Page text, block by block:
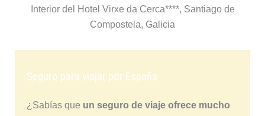
Interior del Hotel Virxe da Cerca****, Santiago de
Compostela, Galicia
Seguro para viajar por España
¿Sabías que un seguro de viaje ofrece mucho